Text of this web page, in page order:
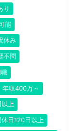
り
能
休み
不問
年収400万～
上
休日120日以上